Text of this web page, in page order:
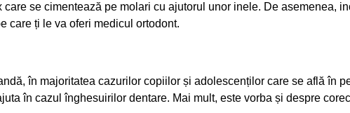
care se cimentează pe molari cu ajutorul unor inele. De asemenea,
care ți le va oferi medicul ortodont.
în majoritatea cazurilor copiilor și adolescenților care se află în
în cazul înghesuirilor dentare. Mai mult, este vorba și despre